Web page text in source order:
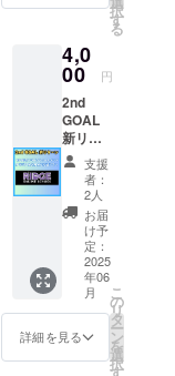
援して
けるプ
ランで
す。 よ
くある
サイズ
感で家
庭でも
職場で
も使っ
ていた
だけま
択
す
る
4,0
00 円
2nd
GOAL
新リ
ター
ン！
RIDGE
オンラ
インス
クー
ル オ
リジナ
ルタオ
ルで応
援プラ
ン 暑い
時期に
支援
者：
2人
お届
け予
定：
2025
年06
月
詳細を見る
こ
の
リ
タ
ー
ン
を
選
択